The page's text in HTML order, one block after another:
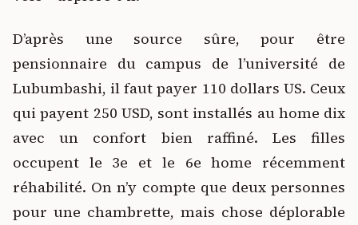
D’après une source sûre, pour être
pensionnaire du campus de l’université de
Lubumbashi, il faut payer 110 dollars US. Ceux
qui payent 250 USD, sont installés au home dix
avec un confort bien raffiné. Les filles
occupent le 3e et le 6e home récemment
réhabilité. On n’y compte que deux personnes
pour une chambrette, mais chose déplorable